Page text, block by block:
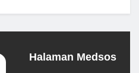
Halaman Medsos